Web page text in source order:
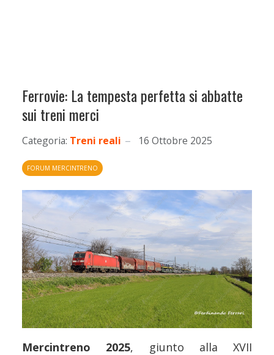
Ferrovie: La tempesta perfetta si abbatte
sui treni merci
Categoria: Treni reali 16 Ottobre 2025
FORUM MERCINTRENO
Mercintreno 2025, giunto alla XVII